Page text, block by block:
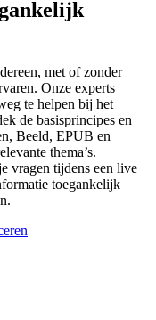
met of zonder
Onze experts
te helpen bij het
de basisprincipes en
Beeld, EPUB en
thema’s.
vragen tijdens een live
toegankelijk